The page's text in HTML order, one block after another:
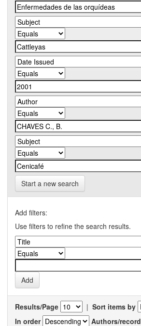
Start a new search
Add filters:
Use filters to refine the search results.
Results/Page | Sort items by
In order
Authors/record